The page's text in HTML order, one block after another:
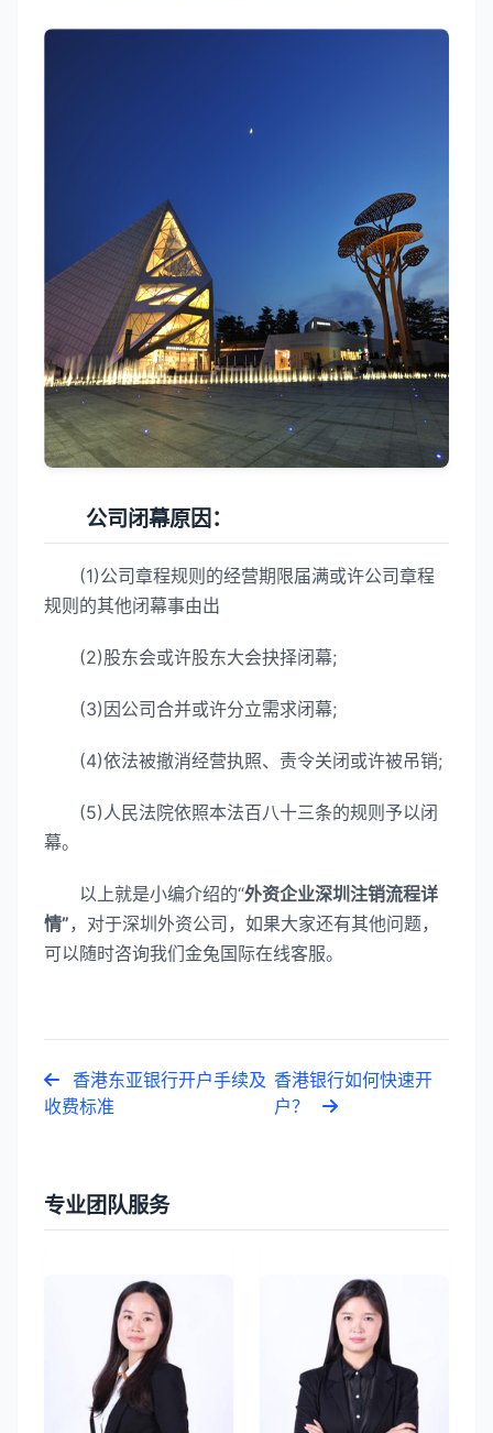
公司闭幕原因：
(1)公司章程规则的经营期限届满或许公司章程
规则的其他闭幕事由出
(2)股东会或许股东大会抉择闭幕;
(3)因公司合并或许分立需求闭幕;
(4)依法被撤消经营执照、责令关闭或许被吊销;
(5)人民法院依照本法百八十三条的规则予以闭
幕。
以上就是小编介绍的“外资企业深圳注销流程详
情”，对于深圳外资公司，如果大家还有其他问题，
可以随时咨询我们金兔国际在线客服。
香港东亚银行开户手续及
收费标准
香港银行如何快速开
户？
专业团队服务